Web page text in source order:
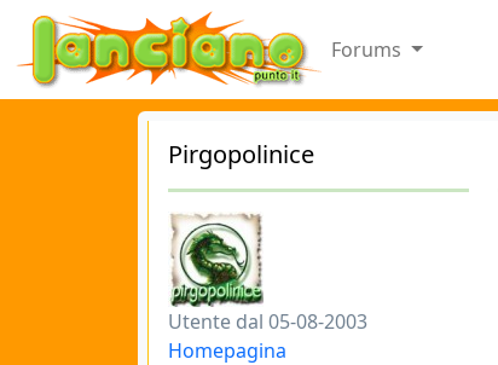
Forums
Pirgopolinice
Utente dal 05-08-2003
Homepagina